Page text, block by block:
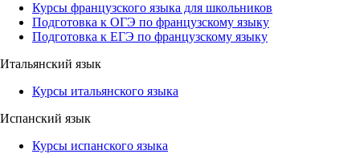
Курсы французского языка для школьников
Подготовка к ОГЭ по французскому языку
Подготовка к ЕГЭ по французскому языку
Итальянский язык
Курсы итальянского языка
Испанский язык
Курсы испанского языка